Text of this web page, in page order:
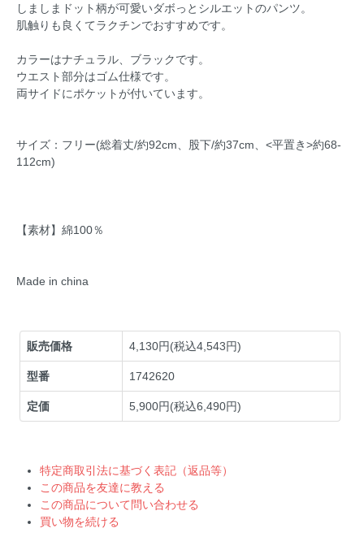
しましまドット柄が可愛いダボっとシルエットのパンツ。
肌触りも良くてラクチンでおすすめです。
カラーはナチュラル、ブラックです。
ウエスト部分はゴム仕様です。
両サイドにポケットが付いています。
サイズ：フリー(総着丈/約92cm、股下/約37cm、<平置き>約68-
112cm)
【素材】綿100％
Made in china
販売価格 4,130円(税込4,543円)
型番 1742620
定価 5,900円(税込6,490円)
特定商取引法に基づく表記（返品等）
この商品を友達に教える
この商品について問い合わせる
買い物を続ける